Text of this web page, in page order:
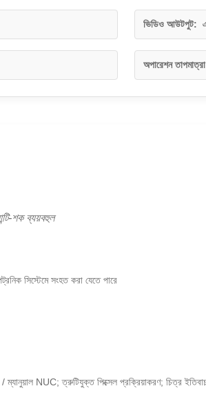
ভিডিও আউটপুট:
অপারেশন
শক ব্যয়বহুল
সিস্টেমে সংহত করা যেতে পারে
NUC; ত্রুটিযুক্ত পিক্সেল প্রক্রিয়াকরণ; চিত্র